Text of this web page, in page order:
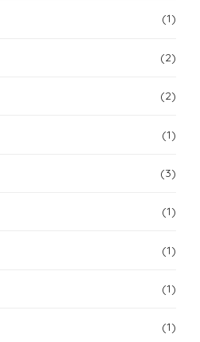
(1)
(2)
(2)
(1)
(3)
(1)
(1)
(1)
(1)